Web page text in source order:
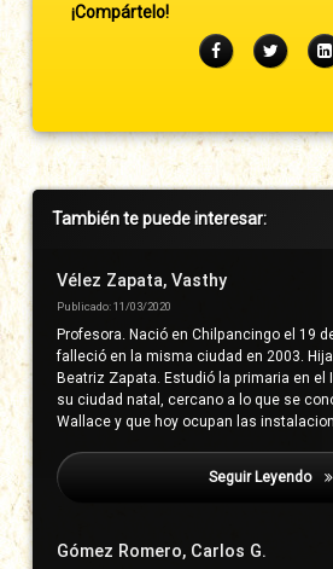
¡Compártelo!
FacebookTwitter
Barra
derecha
También te puede interesar:
Vélez Zapata, Vasthy
Publicado: 11/03/2020
Profesora. Nació en Chilpancingo el 19
falleció en la misma ciudad en 2003.
Beatriz Zapata. Estudió la primaria en el
su ciudad natal, cercano a lo que se
Wallace y que hoy ocupan las
Seguir Leyendo
Gómez Romero, Carlos G.